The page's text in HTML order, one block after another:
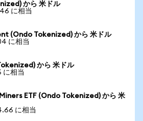
から 米ドル
に相当
(Ondo Tokenized) から 米ドル
に相当
から 米ドル
に相当
ETF (Ondo Tokenized) から 米
に相当